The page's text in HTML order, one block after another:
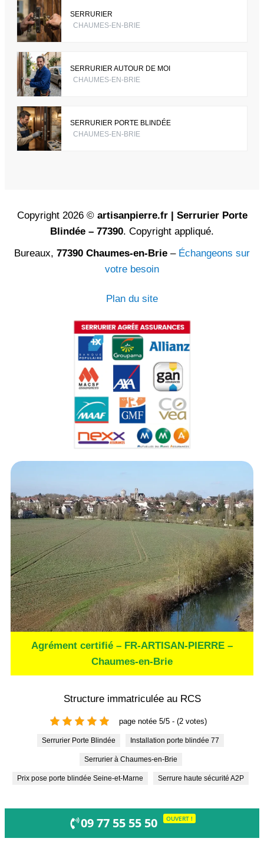
SERRURIER
CHAUMES-EN-BRIE
SERRURIER AUTOUR DE MOI
CHAUMES-EN-BRIE
SERRURIER PORTE BLINDÉE
CHAUMES-EN-BRIE
Copyright 2026 © artisanpierre.fr | Serrurier Porte
Blindée – 77390. Copyright appliqué.
Bureaux, 77390 Chaumes-en-Brie – Échangeons sur
votre besoin
Plan du site
Agrément certifié – FR-ARTISAN-PIERRE –
Chaumes-en-Brie
Structure immatriculée au RCS
page notée 5/5 - (2 votes)
Serrurier Porte Blindée Installation porte blindée 77
Serrurier à Chaumes-en-Brie
Prix pose porte blindée Seine-et-Marne Serrure haute sécurité A2P
09 77 55 55 50 OUVERT !